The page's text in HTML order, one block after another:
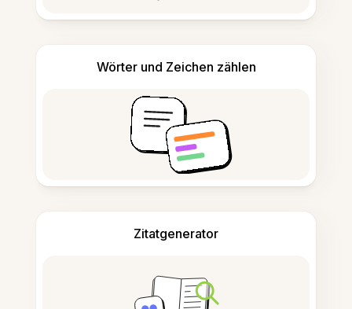
Wörter und Zeichen zählen
Zitatgenerator